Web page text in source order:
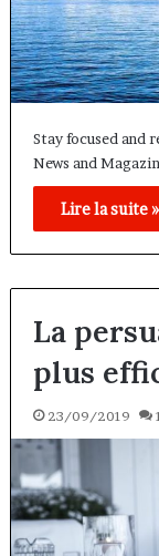
Stay focused and
News and
Lire la suite »
La
plus
23/09/2019 1